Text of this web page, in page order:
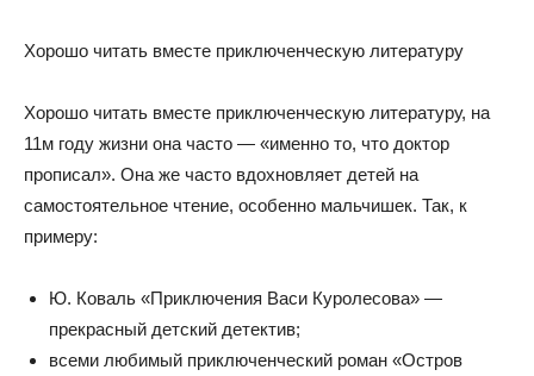
Хорошо читать вместе приключенческую литературу
Хорошо читать вместе приключенческую литературу, на
11м году жизни она часто — «именно то, что доктор
прописал». Она же часто вдохновляет детей на
самостоятельное чтение, особенно мальчишек. Так, к
примеру:
Ю. Коваль «Приключения Васи Куролесова» —
прекрасный детский детектив;
всеми любимый приключенческий роман «Остров